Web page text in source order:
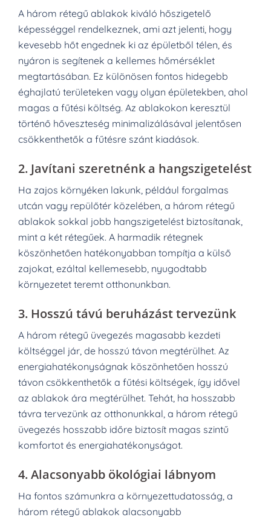
A három rétegű ablakok kiváló hőszigetelő
képességgel rendelkeznek, ami azt jelenti, hogy
kevesebb hőt engednek ki az épületből télen, és
nyáron is segítenek a kellemes hőmérséklet
megtartásában. Ez különösen fontos hidegebb
éghajlatú területeken vagy olyan épületekben, ahol
magas a fűtési költség. Az ablakokon keresztül
történő hőveszteség minimalizálásával jelentősen
csökkenthetők a fűtésre szánt kiadások.
2. Javítani szeretnénk a hangszigetelést
Ha zajos környéken lakunk, például forgalmas
utcán vagy repülőtér közelében, a három rétegű
ablakok sokkal jobb hangszigetelést biztosítanak,
mint a két rétegűek. A harmadik rétegnek
köszönhetően hatékonyabban tompítja a külső
zajokat, ezáltal kellemesebb, nyugodtabb
környezetet teremt otthonunkban.
3. Hosszú távú beruházást tervezünk
A három rétegű üvegezés magasabb kezdeti
költséggel jár, de hosszú távon megtérülhet. Az
energiahatékonyságnak köszönhetően hosszú
távon csökkenthetők a fűtési költségek, így idővel
az ablakok ára megtérülhet. Tehát, ha hosszabb
távra tervezünk az otthonunkkal, a három rétegű
üvegezés hosszabb időre biztosít magas szintű
komfortot és energiahatékonyságot.
4.Alacsonyabb ökológiai lábnyom
Ha fontos számunkra a környezettudatosság, a
három rétegű ablakok alacsonyabb